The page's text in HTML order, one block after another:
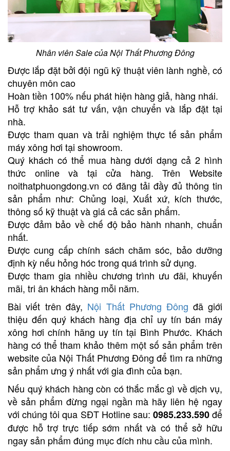
Nhân viên Sale của Nội Thất Phương Đông
Được lắp đặt bởi đội ngũ kỹ thuật viên lành nghề, có
chuyên môn cao
Hoàn tiền 100% nếu phát hiện hàng giả, hàng nhái.
Hỗ trợ khảo sát tư vấn, vận chuyển và lắp đặt tại
nhà.
Được tham quan và trải nghiệm thực tế sản phẩm
máy xông hơi tại showroom.
Quý khách có thể mua hàng dưới dạng cả 2 hình
thức online và tại cửa hàng. Trên Website
noithatphuongdong.vn có đăng tải đầy đủ thông tin
sản phẩm như: Chủng loại, Xuất xứ, kích thước,
thông số kỹ thuật và giá cả các sản phẩm.
Được đảm bảo về chế độ bảo hành nhanh, chuẩn
nhất.
Được cung cấp chính sách chăm sóc, bảo dưỡng
định kỳ nếu hỏng hóc trong quá trình sử dụng.
Được tham gia nhiều chương trình ưu đãi, khuyến
mãi, tri ân khách hàng mỗi năm.
Bài viết trên đây, Nội Thất Phương Đông đã giới
thiệu đến quý khách hàng địa chỉ uy tín bán máy
xông hơi chính hãng uy tín tại Bình Phước. Khách
hàng có thể tham khảo thêm một số sản phẩm trên
website của Nội Thất Phương Đông để tìm ra những
sản phẩm ưng ý nhất với gia đình của bạn.
Nếu quý khách hàng còn có thắc mắc gì về dịch vụ,
về sản phẩm đừng ngại ngần mà hãy liên hệ ngay
với chúng tôi qua SĐT Hotline sau: 0985.233.590để
được hỗ trợ trực tiếp sớm nhất và có thể sở hữu
ngay sản phẩm đúng mục đích nhu cầu của mình.